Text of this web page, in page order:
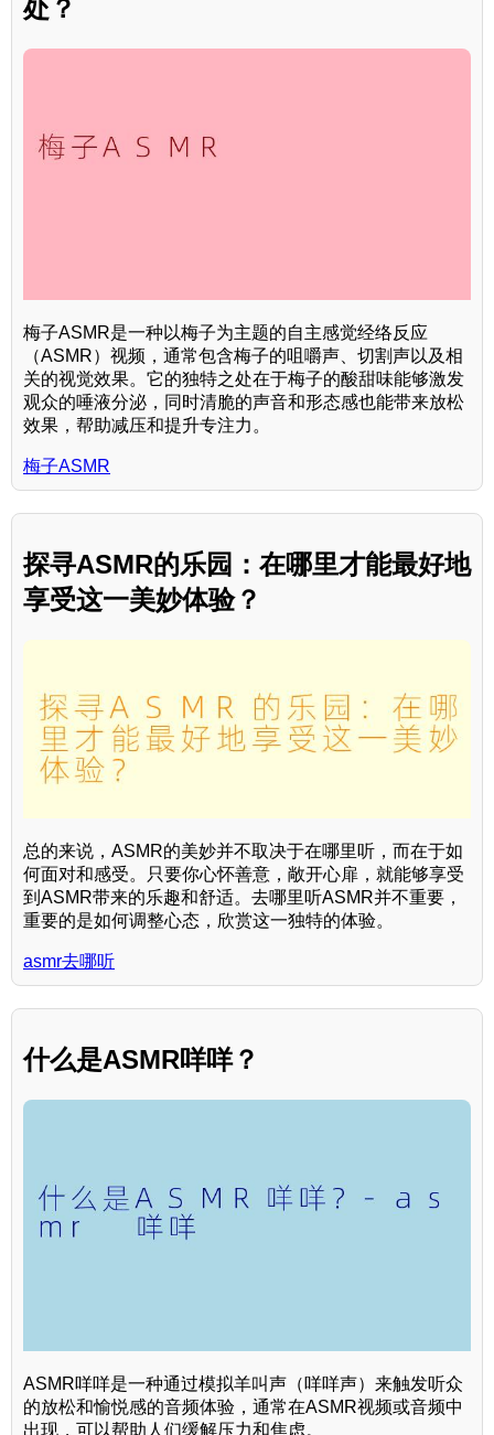
处？
梅子ASMR是一种以梅子为主题的自主感觉经络反应
（ASMR）视频，通常包含梅子的咀嚼声、切割声以及相
关的视觉效果。它的独特之处在于梅子的酸甜味能够激发
观众的唾液分泌，同时清脆的声音和形态感也能带来放松
效果，帮助减压和提升专注力。
梅子ASMR
探寻ASMR的乐园：在哪里才能最好地
享受这一美妙体验？
总的来说，ASMR的美妙并不取决于在哪里听，而在于如
何面对和感受。只要你心怀善意，敞开心扉，就能够享受
到ASMR带来的乐趣和舒适。去哪里听ASMR并不重要，
重要的是如何调整心态，欣赏这一独特的体验。
asmr去哪听
什么是ASMR咩咩？
ASMR咩咩是一种通过模拟羊叫声（咩咩声）来触发听众
的放松和愉悦感的音频体验，通常在ASMR视频或音频中
出现，可以帮助人们缓解压力和焦虑。